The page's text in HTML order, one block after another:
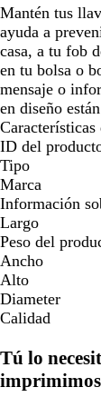
Mantén tus
ayuda a
casa, a tu fob
en tu bolsa o
mensaje o
en diseño
ID del
Tipo
Marca
Información
Largo
Peso del
Ancho
Alto
Diameter
Calidad
Tú lo